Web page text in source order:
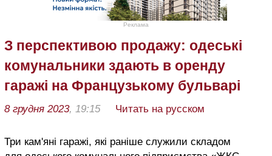
Реклама
З перспективою продажу: одеські
комунальники здають в оренду
гаражі на Французькому бульварі
8 грудня 2023, 19:15 Читать на русском
Три кам'яні гаражі, які раніше служили складом